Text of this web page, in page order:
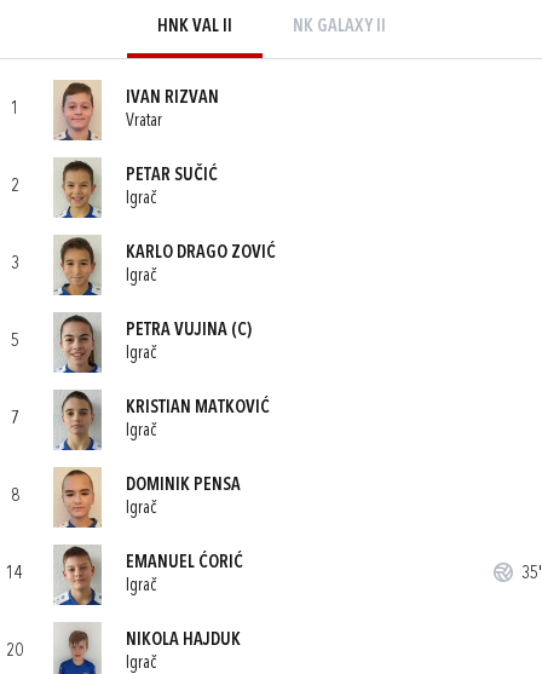
HNK VAL II NK GALAXY II
1
IVAN RIZVAN
Vratar
2
PETAR SUČIĆ
Igrač
3
KARLO DRAGO ZOVIĆ
Igrač
5
PETRA VUJINA (C)
Igrač
7
KRISTIAN MATKOVIĆ
Igrač
8
DOMINIK PENSA
Igrač
14
EMANUEL ĆORIĆ
Igrač
35'
20
NIKOLA HAJDUK
Igrač